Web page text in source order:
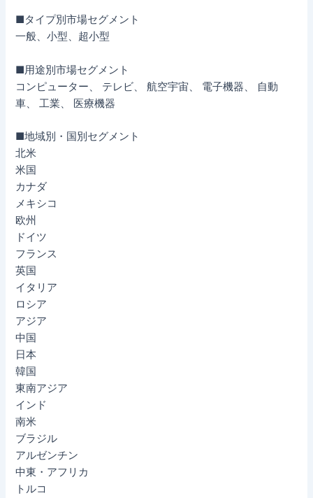
■タイプ別市場セグメント
一般、小型、超小型
■用途別市場セグメント
コンピューター、 テレビ、 航空宇宙、 電子機器、 自動
車、 工業、 医療機器
■地域別・国別セグメント
北米
米国
カナダ
メキシコ
欧州
ドイツ
フランス
英国
イタリア
ロシア
アジア
中国
日本
韓国
東南アジア
インド
南米
ブラジル
アルゼンチン
中東・アフリカ
トルコ